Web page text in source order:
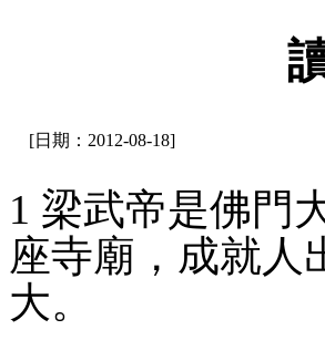
[日期：2012-08-18]
1 梁武帝是佛門
座寺廟，成就人
大。